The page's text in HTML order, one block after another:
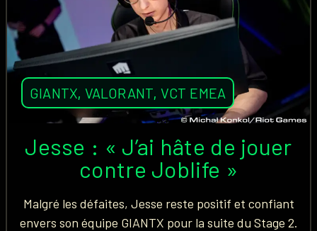
GIANTX, VALORANT, VCT EMEA
Jesse : « J’ai hâte de jouer
contre Joblife »
Malgré les défaites, Jesse reste positif et confiant
envers son équipe GIANTX pour la suite du Stage 2.